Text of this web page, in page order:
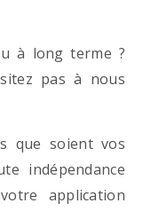
à long terme ?
pas à nous
que soient vos
indépendance
application